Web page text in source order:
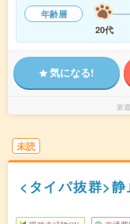
年齢層
20代
気になる!
派
未読
<タイパ抜群>静